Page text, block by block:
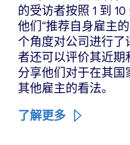
的受访者按照 1 到
他们“推荐自身雇主
个角度对公司进行了
者还可以评价其近期
分享他们对于在其
其他雇主的看法。
了解更多